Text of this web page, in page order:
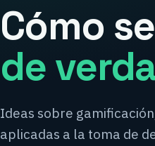
Cómo
de
Ideas sobre
aplicadas a la toma de